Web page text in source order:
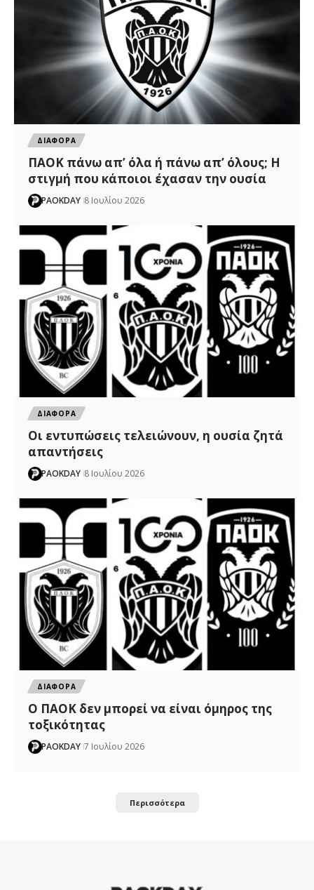
ΔΙΑΦΟΡΑ
ΠΑΟΚ πάνω απ’ όλα ή πάνω απ’ όλους; Η
στιγμή που κάποιοι έχασαν την ουσία
PAOKDAY 8 Ιουλίου 2026
ΔΙΑΦΟΡΑ
Οι εντυπώσεις τελειώνουν, η ουσία ζητά
απαντήσεις
PAOKDAY 8 Ιουλίου 2026
ΔΙΑΦΟΡΑ
Ο ΠΑΟΚ δεν μπορεί να είναι όμηρος της
τοξικότητας
PAOKDAY 7 Ιουλίου 2026
Περισσότερα